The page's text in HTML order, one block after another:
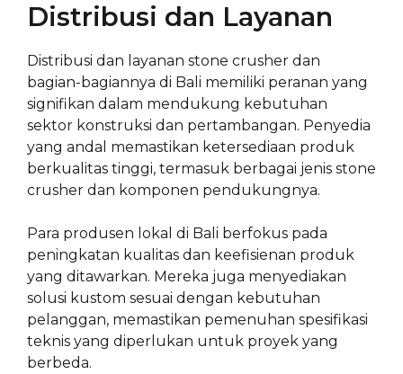
Distribusi dan Layanan
Distribusi dan layanan stone crusher dan
bagian-bagiannya di Bali memiliki peranan yang
signifikan dalam mendukung kebutuhan
sektor konstruksi dan pertambangan. Penyedia
yang andal memastikan ketersediaan produk
berkualitas tinggi, termasuk berbagai jenis stone
crusher dan komponen pendukungnya.
Para produsen lokal di Bali berfokus pada
peningkatan kualitas dan keefisienan produk
yang ditawarkan. Mereka juga menyediakan
solusi kustom sesuai dengan kebutuhan
pelanggan, memastikan pemenuhan spesifikasi
teknis yang diperlukan untuk proyek yang
berbeda.